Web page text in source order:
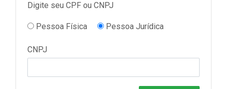
Digite seu CPF ou CNPJ
Pessoa Física Pessoa Jurídica
CNPJ